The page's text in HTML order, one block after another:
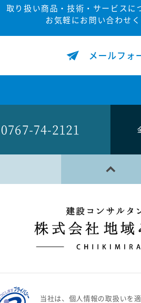
取り扱い商品・技術・サービスに
お気軽にお問い合わせく
メールフォ
0767-74-2121
当社は、個人情報の取扱いを